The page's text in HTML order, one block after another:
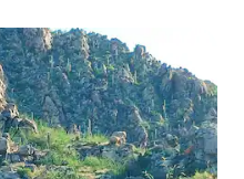
hóspedes